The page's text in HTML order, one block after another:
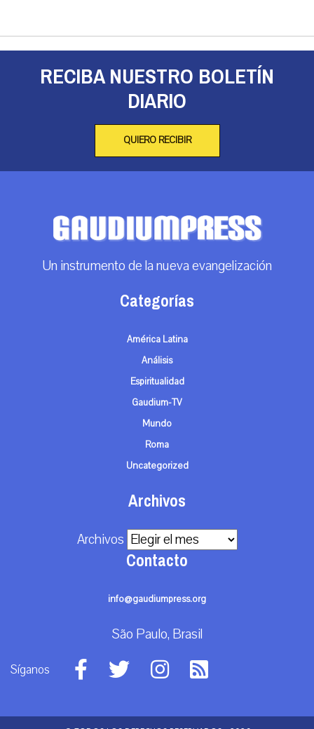
RECIBA NUESTRO BOLETÍN
DIARIO
QUIERO RECIBIR
Un instrumento de la nueva evangelización
Categorías
América Latina
Análisis
Espiritualidad
Gaudium-TV
Mundo
Roma
Uncategorized
Archivos
Archivos
Contacto
info@gaudiumpress.org
São Paulo, Brasil
Síganos